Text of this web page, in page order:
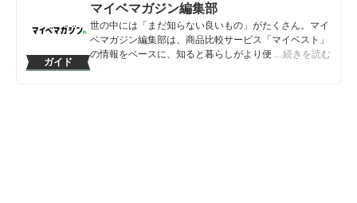
ットやカメラの比較・コンテンツ制作を経験。現在で
は、家電を中心に幅広いジャンルのコンテンツ制作に携
わる。「専門性をもとにした調査・検証を通じ、一人ひ
とりに合った選択肢を分かりやすく提案すること」を心
ガイド
マイベマガジン編集部
世の中には「まだ知らない良いもの」がたくさん。マイ
ベマガジン編集部は、商品比較サービス「マイベスト」
の情報をベースに、知ると暮らしがより便利になるアイ
…続きを読む